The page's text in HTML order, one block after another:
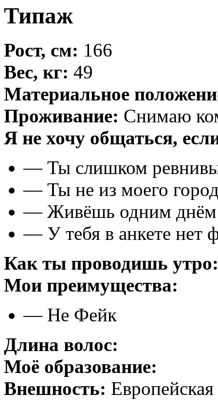
Типаж
Рост, см: 166
Вес, кг: 49
Материальное
Проживание: Снимаю
Я не хочу общаться,
— Ты слишком
— Ты не из моего
— Живёшь одним днём
— У тебя в анкете нет
Как ты проводишь утро:
Мои преимущества:
— Не Фейк
Длина волос:
Моё образование:
Внешность: Европейская